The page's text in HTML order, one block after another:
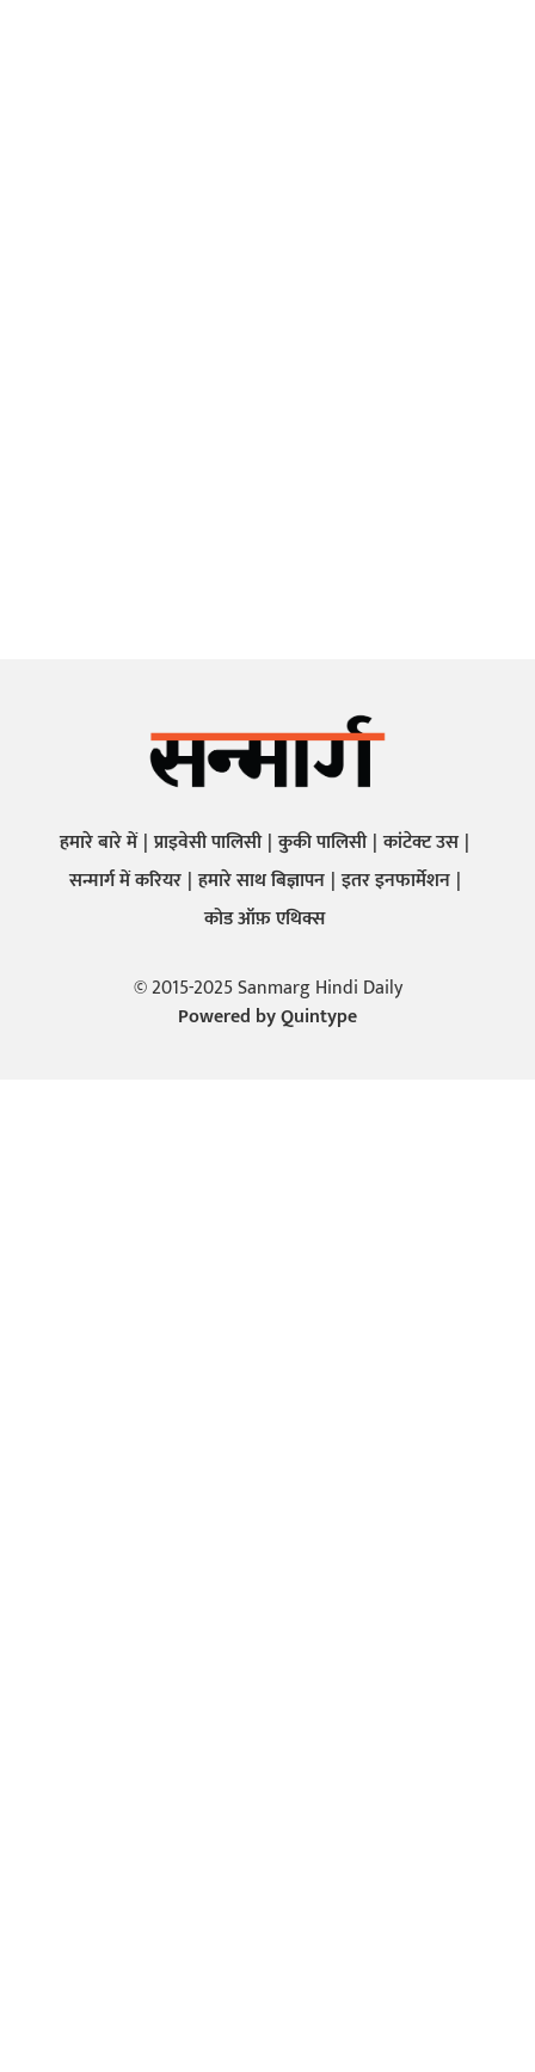
हमारे बारे में प्राइवेसी पालिसी कुकी पालिसी कांटेक्ट उस
सन्मार्ग में करियर हमारे साथ बिज्ञापन इतर इनफार्मेशन
कोड ऑफ़ एथिक्स
© 2015-2025 Sanmarg Hindi Daily
Powered byQuintype